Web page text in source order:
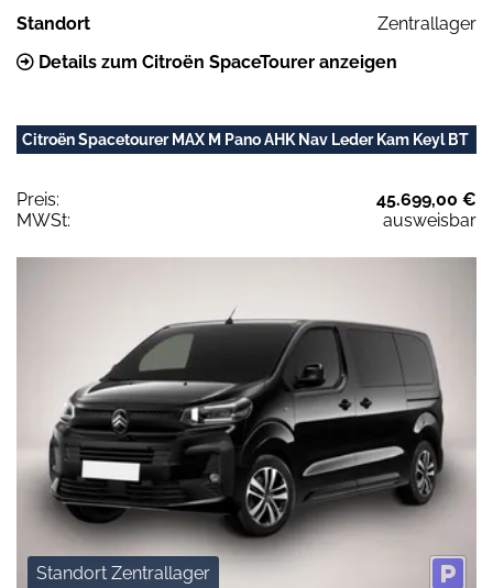
Standort
Zentrallager
Details zum Citroën SpaceTourer anzeigen
Citroën Spacetourer MAX M Pano AHK Nav Leder Kam Keyl BT
Preis:
45.699,00 €
MWSt:
ausweisbar
Standort Zentrallager